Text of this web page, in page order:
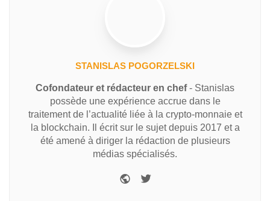
STANISLAS POGORZELSKI
Cofondateur et rédacteur en chef- Stanislas
possède une expérience accrue dans le
traitement de l’actualité liée à la crypto-monnaie et
la blockchain. Il écrit sur le sujet depuis 2017 et a
été amené à diriger la rédaction de plusieurs
médias spécialisés.